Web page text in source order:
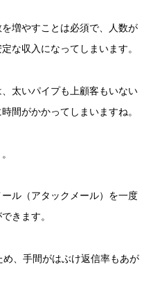
増やすことは必須で、人数が
な収入になってしまいます。
太いパイプも上顧客もいない
間がかかってしまいますね。
ル（アタックメール）を一度
きます。
、手間がはぶけ返信率もあが